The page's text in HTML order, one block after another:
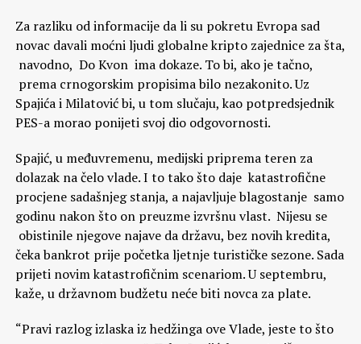
Za razliku od informacije da li su pokretu Evropa sad
novac davali moćni ljudi globalne kripto zajednice za šta,
navodno, Do Kvon ima dokaze. To bi, ako je tačno,
prema crnogorskim propisima bilo nezakonito. Uz
Spajića i Milatović bi, u tom slučaju, kao potpredsjednik
PES-a morao ponijeti svoj dio odgovornosti.
Spajić, u međuvremenu, medijski priprema teren za
dolazak na čelo vlade. I to tako što daje katastrofične
procjene sadašnjeg stanja, a najavljuje blagostanje samo
godinu nakon što on preuzme izvršnu vlast. Nijesu se
obistinile njegove najave da državu, bez novih kredita,
čeka bankrot prije početka ljetnje turističke sezone. Sada
prijeti novim katastrofičnim scenariom. U septembru,
kaže, u državnom budžetu neće biti novca za plate.
“Pravi razlog izlaska iz hedžinga ove Vlade, jeste to što